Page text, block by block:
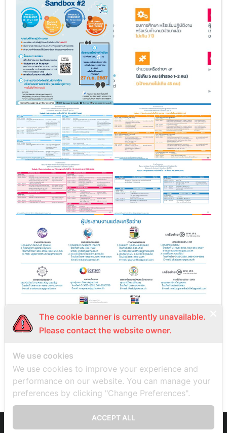
NEXT
The cookie banner is currently unavailable.
Please contact the website owner.
We use cookies
We use cookies to improve your experience and
performance on our website. You can manage your
preferences by clicking "Change Preferences".
ACCEPT ALL